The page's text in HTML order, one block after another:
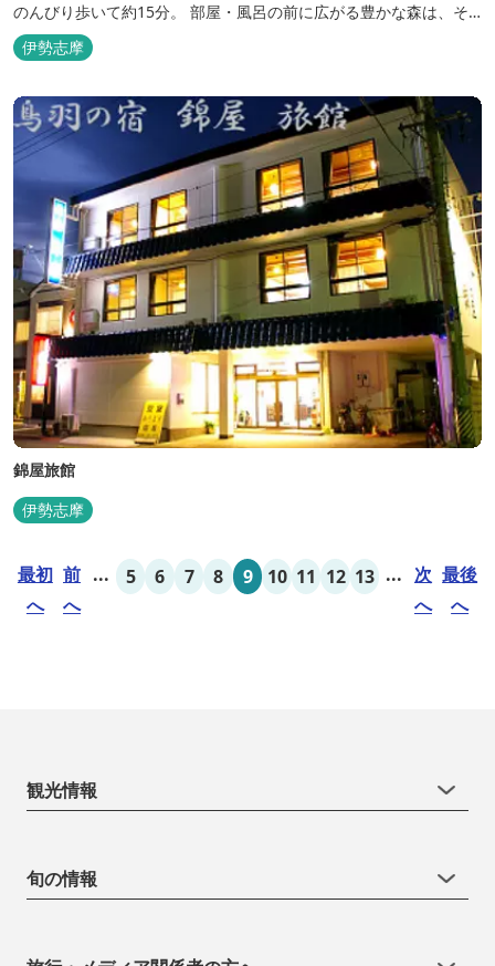
のんびり歩いて約15分。 部屋・風呂の前に広がる豊かな森は、そ
のまま内宮の森へと連なっています。 お伊勢さんとつながってい
る・・そんな気持ちになる宿です。 館内には2つの大浴場と趣の異
なる３つの貸切露天風呂を楽しめます。
伊勢志摩
錦屋旅館
伊勢志摩
最初
へ
前
へ
... 5 6 7 8 9 10 11 12 13 ... 次
へ
最後
へ
観光情報
旬の情報